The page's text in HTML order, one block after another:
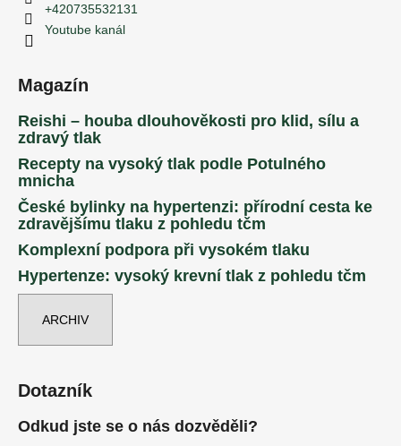
+420735532131
Youtube kanál
Magazín
Reishi – houba dlouhověkosti pro klid, sílu a
zdravý tlak
Recepty na vysoký tlak podle Potulného
mnicha
České bylinky na hypertenzi: přírodní cesta ke
zdravějšímu tlaku z pohledu tčm
Komplexní podpora při vysokém tlaku
Hypertenze: vysoký krevní tlak z pohledu tčm
ARCHIV
Dotazník
Odkud jste se o nás dozvěděli?